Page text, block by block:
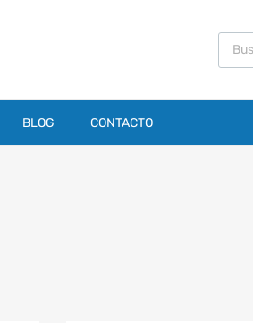
BLOG CONTACTO